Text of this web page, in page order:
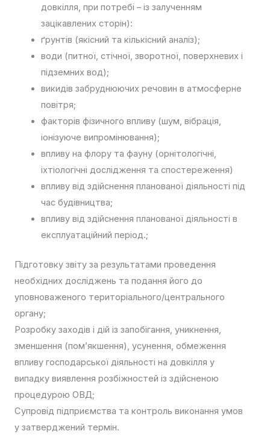
довкілля, при потребі – із залученням
зацікавлених сторін):
ґрунтів (якісний та кількісний аналіз);
води (питної, стічної, зворотної, поверхневих і
підземних вод);
викидів забруднюючих речовин в атмосферне
повітря;
факторів фізичного впливу (шум, вібрація,
іонізуюче випромінювання);
впливу на флору та фауну (орнітологічні,
іхтіологічні дослідження та спостереження)
впливу від здійснення планованої діяльності під
час будівництва;
впливу від здійснення планованої діяльності в
експлуатаційний період.;
Підготовку звіту за результатами проведення
необхідних досліджень та подання його до
уповноваженого територіального/центрального
органу;
Розробку заходів і дій із запобігання, уникнення,
зменшення (пом’якшення), усунення, обмеження
впливу господарської діяльності на довкілля у
випадку виявлення розбіжностей із здійсненою
процедурою ОВД;
Супровід підприємства та контроль виконання умов
у затверджений термін.